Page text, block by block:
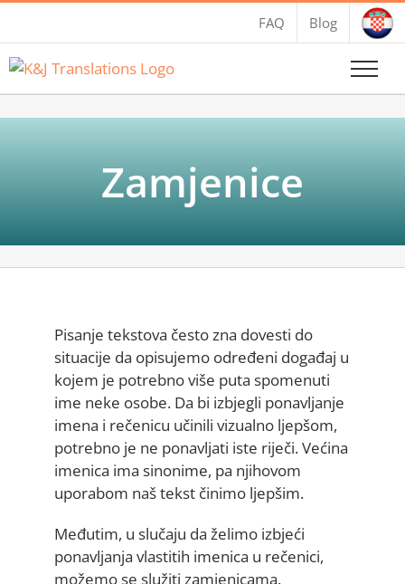
content
FAQ Blog
Zamjenice
Pisanje tekstova često zna dovesti do
situacije da opisujemo određeni događaj u
kojem je potrebno više puta spomenuti
ime neke osobe. Da bi izbjegli ponavljanje
imena i rečenicu učinili vizualno ljepšom,
potrebno je ne ponavljati iste riječi. Većina
imenica ima sinonime, pa njihovom
uporabom naš tekst činimo ljepšim.
Međutim, u slučaju da želimo izbjeći
ponavljanja vlastitih imenica u rečenici,
možemo se služiti zamjenicama.